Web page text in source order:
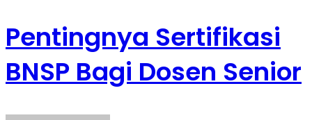
Pentingnya Sertifikasi
BNSP Bagi Dosen Senior